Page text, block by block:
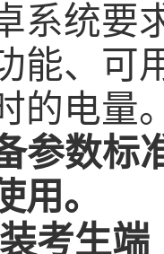
系统要
能、可
的电量
参数标
用。
考生端